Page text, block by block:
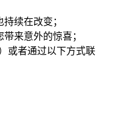
续在改变；
来意外的惊喜；
或者通过以下方式联